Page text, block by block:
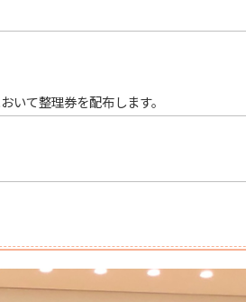
て整理券を配布します。